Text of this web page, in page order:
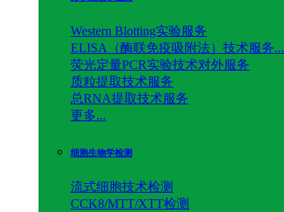
Western Blotting实验服务
ELISA（酶联免疫吸附法）技术服务...
荧光定量PCR实验技术对外服务
质粒提取技术服务
总RNA提取技术服务
更多...
细胞生物学检测
流式细胞技术检测
CCK8/MTT/XTT检测